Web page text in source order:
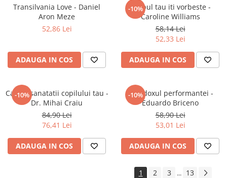
Seturi birotica
Articole scolare
Coperti, Mape, Etichete
Instrumente de scris
Instrumente si Truse Geometrie
Seturi scolare
Calculator
Consumabile & Accesorii
Transilvania Love - Daniel
Aron Meze
52,86 Lei
ADAUGA IN COS
-10%
Corpul tau iti vorbeste -
Caroline Williams
58,14 Lei
52,33 Lei
ADAUGA IN COS
-10%
Cartea sanatatii copilului tau -
Dr. Mihai Craiu
84,90 Lei
76,41 Lei
ADAUGA IN COS
-10%
Paradoxul performantei -
Eduardo Briceno
58,90 Lei
53,01 Lei
ADAUGA IN COS
1 2 3 ... 13